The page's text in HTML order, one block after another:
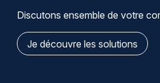
Discutons ensemble de votre
Je découvre les solutions